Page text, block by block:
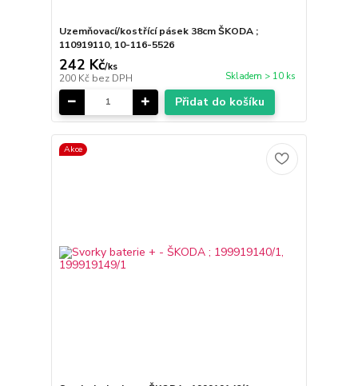
Uzemňovací/kostřící pásek 38cm ŠKODA ;
110919110, 10-116-5526
242 Kč/ks
200 Kč bez DPH Skladem > 10 ks
Přidat do košíku
Akce